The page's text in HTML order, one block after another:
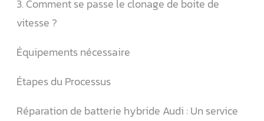
3. Comment se passe le clonage de boite de
vitesse ?
Équipements nécessaire
Étapes du Processus
Réparation de batterie hybride Audi : Un service